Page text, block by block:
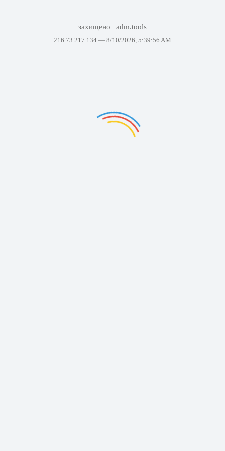
захищено adm.tools
216.73.217.134 — 8/10/2026, 5:39:56 AM